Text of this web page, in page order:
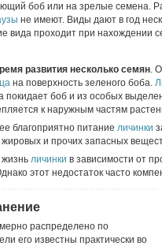
боб или на зрелые семена.
не имеют. Виды дают в год
вида проходит при нахождении
развития несколько семян.
на поверхность зеленого боба.
боб и из особых
к наружным частям
благоприятно питание личинки
и прочих запасных
жизнь личинки в зависимости от
этот недостаток часто
распределено по
его известны практически во